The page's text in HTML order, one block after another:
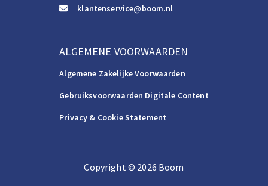
klantenservice@boom.nl
ALGEMENE VOORWAARDEN
Algemene Zakelijke Voorwaarden
Gebruiksvoorwaarden Digitale Content
Privacy & Cookie Statement
Copyright©️ 2026 Boom